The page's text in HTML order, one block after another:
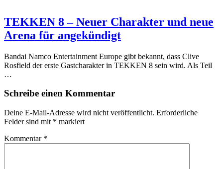
TEKKEN 8 – Neuer Charakter und neue
Arena für angekündigt
Bandai Namco Entertainment Europe gibt bekannt, dass Clive
Rosfield der erste Gastcharakter in TEKKEN 8 sein wird. Als Teil
…
Schreibe einen Kommentar
Deine E-Mail-Adresse wird nicht veröffentlicht. Erforderliche
Felder sind mit * markiert
Kommentar *